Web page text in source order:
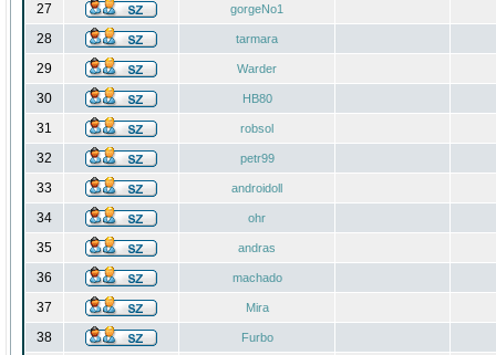
27 gorgeNo1
28 tarmara
29 Warder
30 HB80
31 robsol
32 petr99
33 androidoll
34 ohr
35 andras
36 machado
37 Mira
38 Furbo